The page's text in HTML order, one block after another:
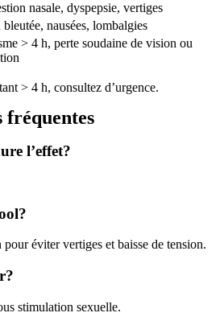
nasale, dyspepsie, vertiges
nausées, lombalgies
> 4 h, perte soudaine de vision ou
> 4 h, consultez d’urgence.
fréquentes
l’effet?
éviter vertiges et baisse de tension.
stimulation sexuelle.